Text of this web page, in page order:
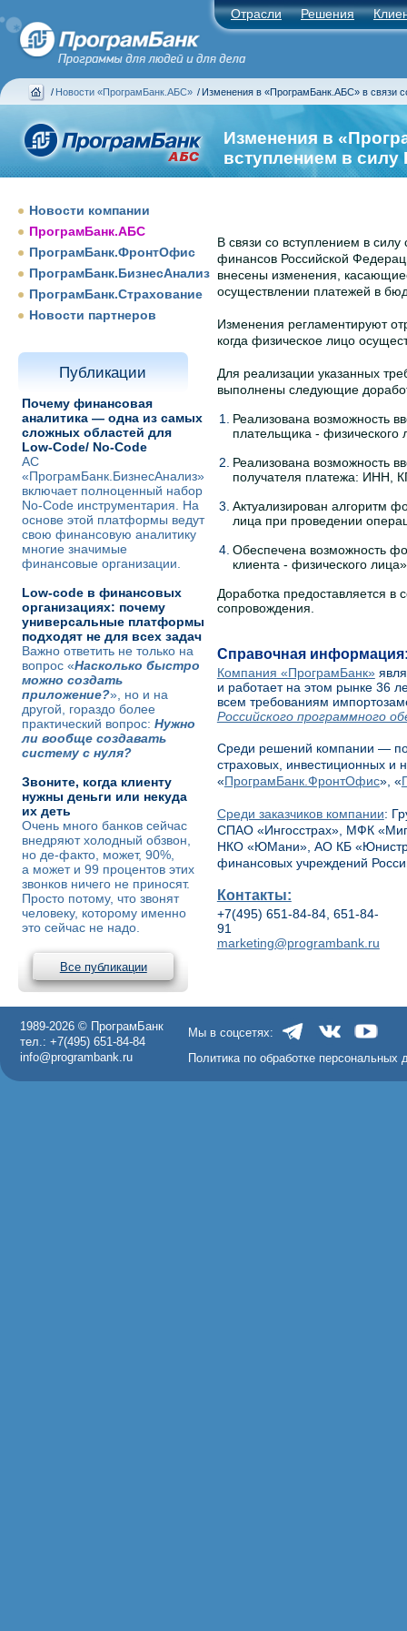
Отрасли Решения
/ Новости «ПрограмБанк.АБС» / Изменения в «ПрограмБанк.АБС» в связи
Изменения в
вступлением в
Новости компании
ПрограмБанк.АБС
ПрограмБанк.ФронтОфис
ПрограмБанк.БизнесАнализ
ПрограмБанк.Страхование
Новости партнеров
Публикации
Почему финансовая
аналитика — одна из самых
сложных областей для
Low-Code/ No-Code
АС
«ПрограмБанк.БизнесАнализ»
включает полноценный набор
No-Code инструментария. На
основе этой платформы ведут
свою финансовую аналитику
многие значимые
финансовые организации.
Low-code в финансовых
организациях: почему
универсальные платформы
подходят не для всех задач
Важно ответить не только на
вопрос «Насколько быстро
можно создать
приложение?», но и на
другой, гораздо более
практический вопрос: Нужно
ли вообще создавать
систему с нуля?
Звоните, когда клиенту
нужны деньги или некуда
их деть
Очень много банков сейчас
внедряют холодный обзвон,
но де-факто, может, 90%,
а может и 99 процентов этих
звонков ничего не приносят.
Просто потому, что звонят
человеку, которому именно
это сейчас не надо.
Все публикации
В связи со вступлением в
финансов Российской
внесены изменения,
осуществлении платежей в
Изменения регламентируют
когда физическое лицо
Для реализации указанных
выполнены следующие
1.
Реализована возможность
плательщика -
2. Реализована возможность
получателя платежа: ИНН,
3. Актуализирован алгоритм
лица при проведении
4. Обеспечена возможность
клиента - физического
Доработка предоставляется в
сопровождения.
Справочная
Компания «ПрограмБанк»
и работает на этом рынке 36
всем требованиям
Российского программного
Среди решений компании —
страховых, инвестиционных и
«ПрограмБанк.ФронтОфис», «
Среди заказчиков компании:
СПАО «Ингосстрах», МФК
НКО «ЮМани», АО КБ
финансовых учреждений
Контакты:
+7(495) 651-84-84, 651-84-
91
marketing@programbank.ru
1989-2026 © ПрограмБанк
тел.: +7(495) 651-84-84
info@programbank.ru
Мы в соцсетях:
Политика по обработке персональных